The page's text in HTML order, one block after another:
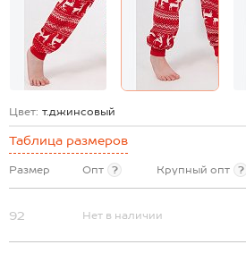
Цвет: т.джинсовый
Таблица размеров
Размер Опт ? Крупный опт ?
92 Нет в наличии